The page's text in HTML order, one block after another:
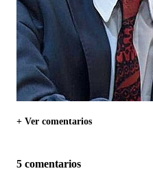
+ Ver comentarios
5 comentarios